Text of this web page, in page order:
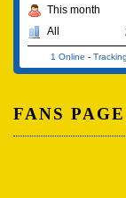
This month
All
1 Online -
FANS